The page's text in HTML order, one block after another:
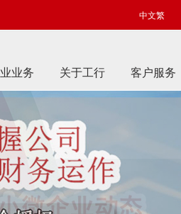
中文繁
业务 关于工行 客户服务